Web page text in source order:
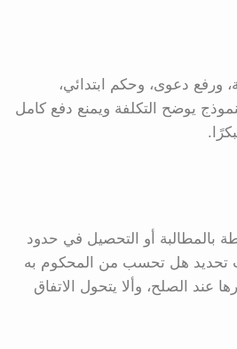
ورفع دعوى، وحكم ابتدائي،
يوضح التكلفة ويمنع دفع كامل
بالمطالبة أو التحصيل في حدود
تحديد هل تحسب من المحكوم به
عند الصلح، وألا يتحول الاتفاق